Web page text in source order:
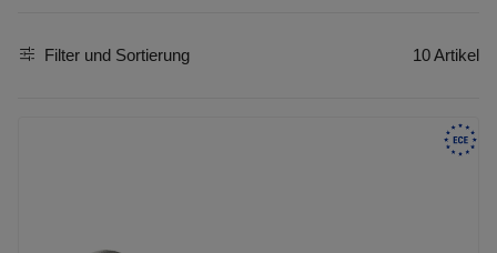
Filter und Sortierung 10 Artikel